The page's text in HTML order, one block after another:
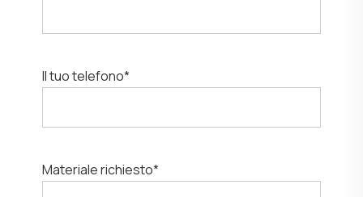
Il tuo telefono*
Materiale richiesto*